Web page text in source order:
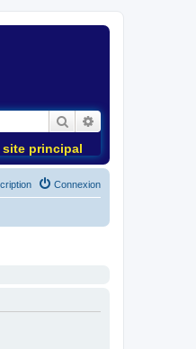
Rechercher
site principal
Connexion